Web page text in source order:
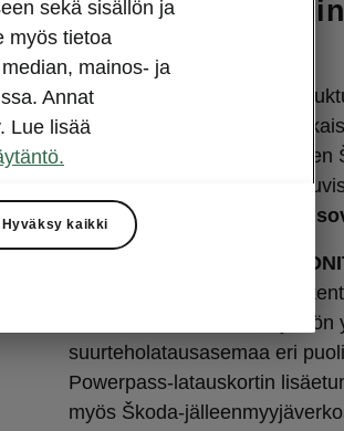
Sähköllä
vauhdilla
Sähköllä liikkumisen
päivältä.
on
voimalinjassaan
lataaminen verkostoon
onnistuu
yhdellä kortilla ja
tavoitteena on saada käyttöön
suurteholatausasemaa eri
Powerpass-latauskortin
myös Škoda-
sekä sisällön ja
myös tietoa
mainos- ja
Annat
Lue lisää
Hyväksy kaikki